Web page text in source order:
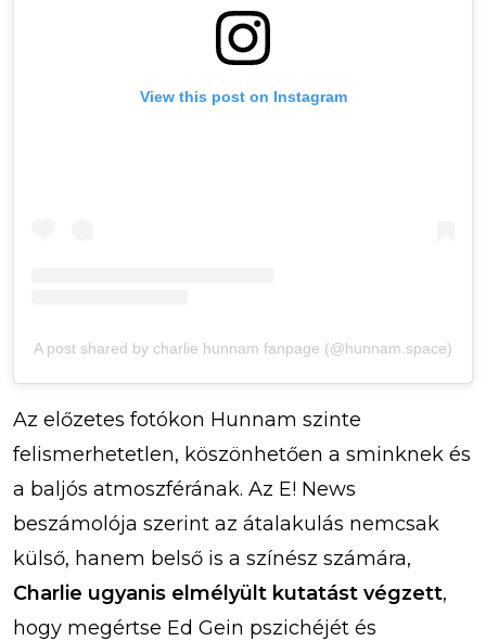
View this post on Instagram
A post shared by charlie hunnam fanpage (@hunnam.space)
Az előzetes fotókon Hunnam szinte
felismerhetetlen, köszönhetően a sminknek és
a baljós atmoszférának. Az E! News
beszámolója szerint az átalakulás nemcsak
külső, hanem belső is a színész számára,
Charlie ugyanis elmélyült kutatást végzett,
hogy megértse Ed Gein pszichéjét és